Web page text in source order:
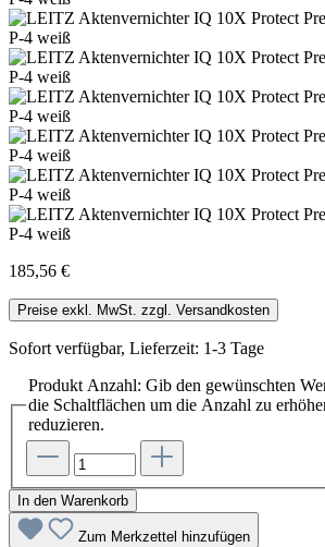
185,56 €
Preise exkl. MwSt. zzgl. Versandkosten
Sofort verfügbar, Lieferzeit: 1-3 Tage
Produkt Anzahl: Gib den gewünschten
die Schaltflächen um die Anzahl zu
reduzieren.
In den Warenkorb
Zum Merkzettel hinzufügen